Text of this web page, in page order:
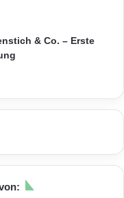
& Co. – Erste